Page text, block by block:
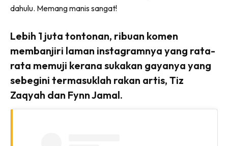
dahulu. Memang manis sangat!
Lebih 1 juta tontonan, ribuan komen
membanjiri laman instagramnya yang rata-
rata memuji kerana sukakan gayanya yang
sebegini termasuklah rakan artis, Tiz
Zaqyah dan Fynn Jamal.